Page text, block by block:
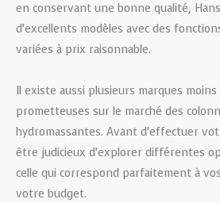
en conservant une bonne qualité,
d’excellents modèles avec des
variées à prix raisonnable.
Il existe aussi plusieurs marques moins
prometteuses sur le marché des
hydromassantes. Avant d’effectuer
être judicieux d’explorer différentes
celle qui correspond parfaitement à
votre budget.